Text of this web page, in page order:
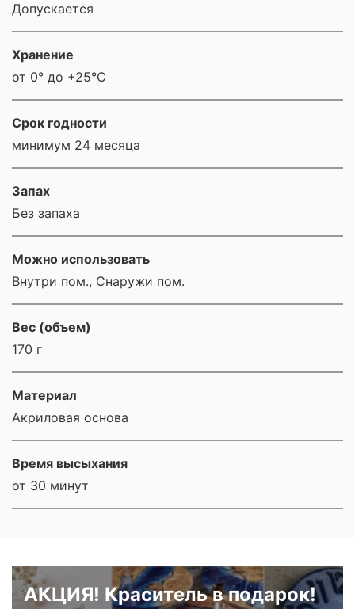
Допускается
Хранение
от 0° до +25°С
Срок годности
минимум 24 месяца
Запах
Без запаха
Можно использовать
Внутри пом., Снаружи пом.
Вес (объем)
170 г
Материал
Акриловая основа
Время высыхания
от 30 минут
АКЦИЯ! Краситель в подарок!